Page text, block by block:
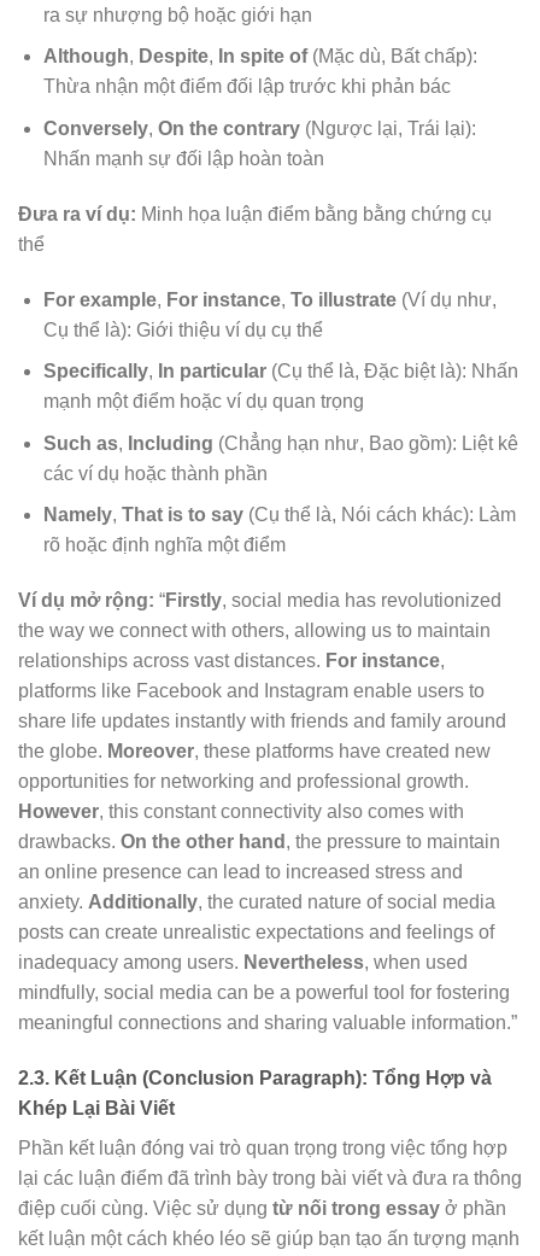
ra sự nhượng bộ hoặc giới hạn
Although, Despite, In spite of(Mặc dù, Bất chấp):
Thừa nhận một điểm đối lập trước khi phản bác
Conversely, On the contrary(Ngược lại, Trái lại):
Nhấn mạnh sự đối lập hoàn toàn
Đưa ra ví dụ: Minh họa luận điểm bằng bằng chứng cụ
thể
For example, For instance, To illustrate(Ví dụ như,
Cụ thể là): Giới thiệu ví dụ cụ thể
Specifically, In particular(Cụ thể là, Đặc biệt là): Nhấn
mạnh một điểm hoặc ví dụ quan trọng
Such as, Including (Chẳng hạn như, Bao gồm): Liệt kê
các ví dụ hoặc thành phần
Namely, That is to say(Cụ thể là, Nói cách khác): Làm
rõ hoặc định nghĩa một điểm
Ví dụ mở rộng: “Firstly, social media has revolutionized
the way we connect with others, allowing us to maintain
relationships across vast distances. For instance,
platforms like Facebook and Instagram enable users to
share life updates instantly with friends and family around
the globe. Moreover, these platforms have created new
opportunities for networking and professional growth.
However, this constant connectivity also comes with
drawbacks. On the other hand , the pressure to maintain
an online presence can lead to increased stress and
anxiety. Additionally, the curated nature of social media
posts can create unrealistic expectations and feelings of
inadequacy among users. Nevertheless, when used
mindfully, social media can be a powerful tool for fostering
meaningful connections and sharing valuable information.”
2.3. Kết Luận (Conclusion Paragraph): Tổng Hợp và
Khép Lại Bài Viết
Phần kết luận đóng vai trò quan trọng trong việc tổng hợp
lại các luận điểm đã trình bày trong bài viết và đưa ra thông
điệp cuối cùng. Việc sử dụng từ nối trong essay ở phần
kết luận một cách khéo léo sẽ giúp bạn tạo ấn tượng mạnh